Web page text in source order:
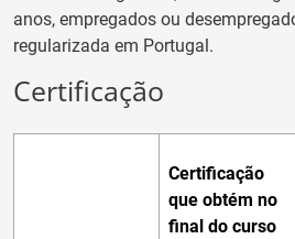
anos, empregados ou
regularizada em Portugal.
Certificação
Certificação
que obtém no
final do curso